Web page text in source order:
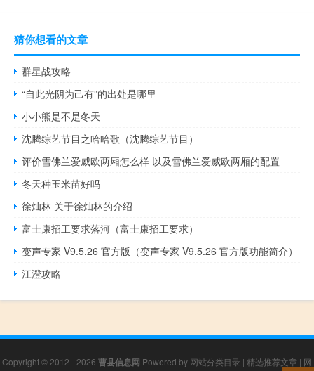
猜你想看的文章
群星战攻略
“自此光阴为己有”的出处是哪里
小小熊是不是冬天
沈腾综艺节目之哈哈歌（沈腾综艺节目）
评价雪佛兰爱威欧两厢怎么样 以及雪佛兰爱威欧两厢的配置
冬天种玉米苗好吗
徐灿林 关于徐灿林的介绍
富士康招工要求落河（富士康招工要求）
变声专家 V9.5.26 官方版（变声专家 V9.5.26 官方版功能简介）
江澄攻略
Copyright © 2012 - 2026 曹县信息网 Powered by 网站分类目录 | 精选推荐文章 | 网